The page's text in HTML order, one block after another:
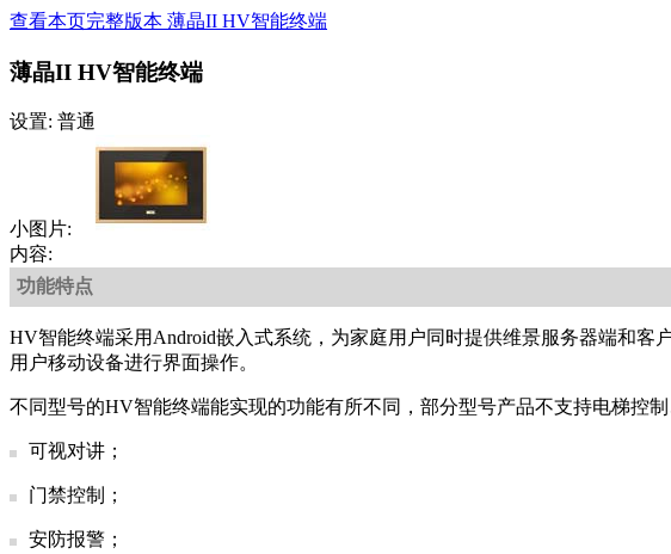
查看本页完整版本 薄晶II HV智能终端
薄晶II HV智能终端
设置: 普通
小图片:
内容:
功能特点
HV智能终端采用Android嵌入式系统，为家庭用户同时提供维景服务器端和
用户移动设备进行界面操作。
不同型号的HV智能终端能实现的功能有所不同，部分型号产品不支持电梯控
可视对讲；
门禁控制；
安防报警；